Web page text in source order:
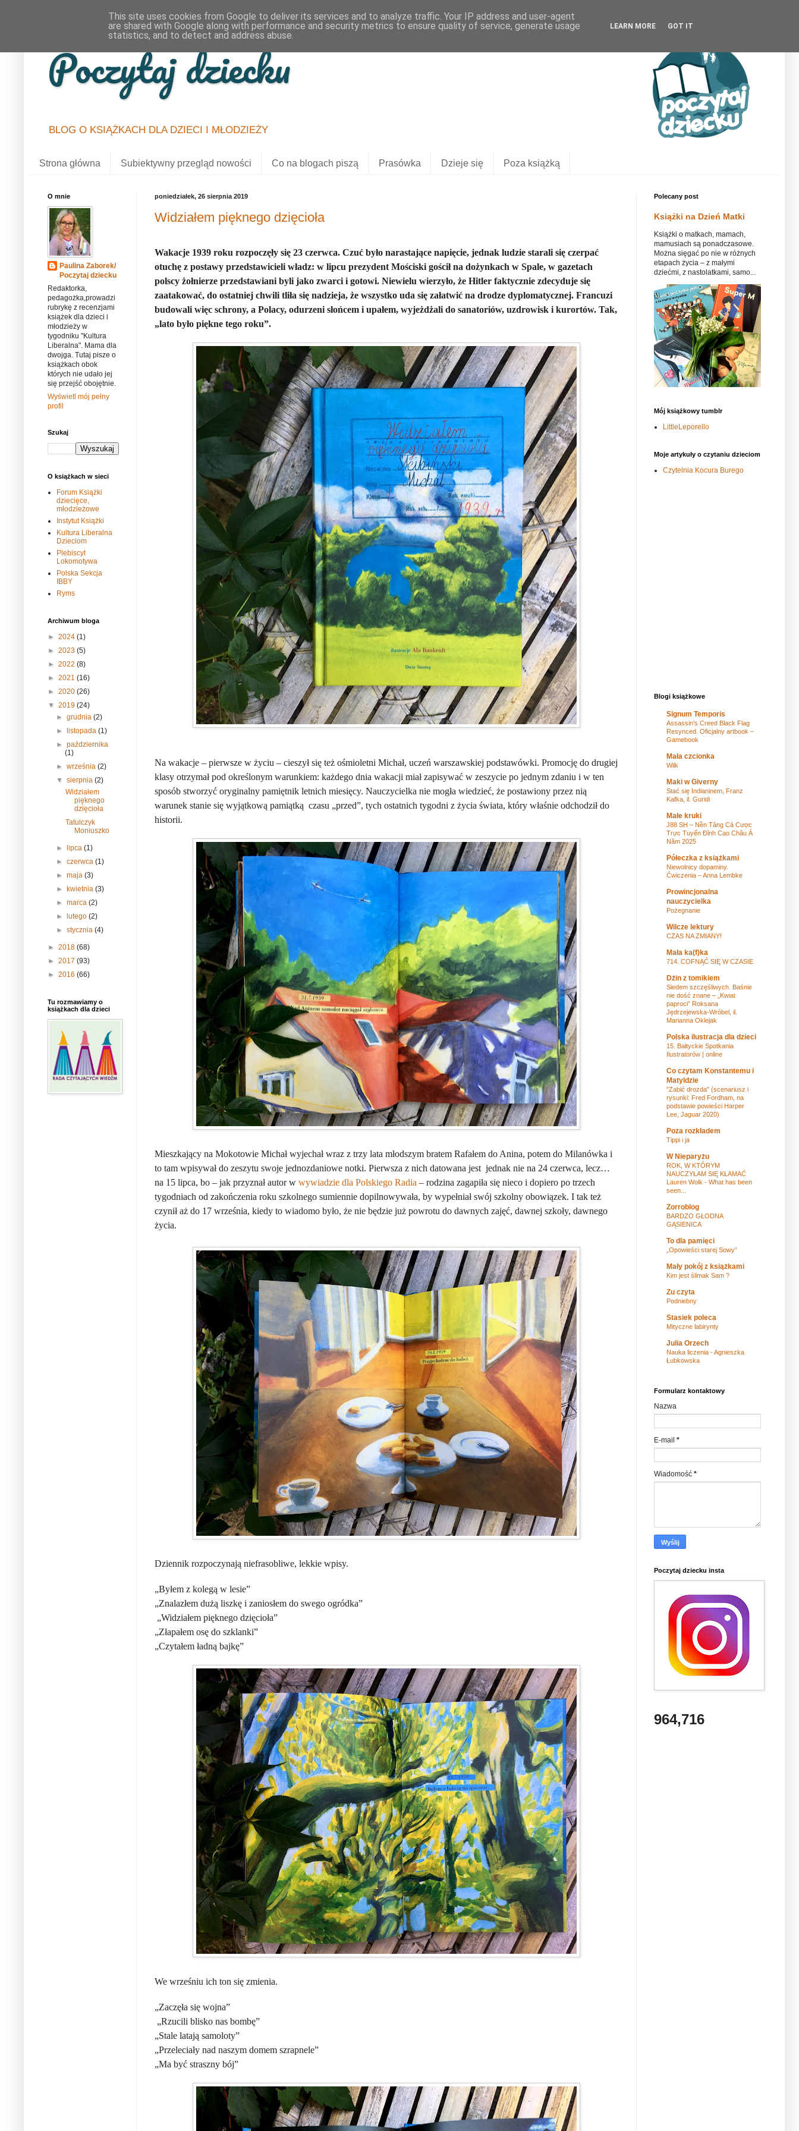
Poczytaj dziecku
BLOG O KSIĄŻKACH DLA DZIECI I MŁODZIEŻY
Strona główna Subiektywny przegląd nowości Co na blogach piszą Prasówka Dzieje się Poza książką
poniedziałek, 26 sierpnia 2019
Widziałem pięknego dzięcioła
Wakacje 1939 roku rozpoczęły się 23 czerwca. Czuć było narastające napięcie, jednak ludzie starali się czerpać
otuchę z postawy przedstawicieli władz: w lipcu prezydent Mościski gościł na dożynkach w Spale, w gazetach
polscy żołnierze przedstawiani byli jako zwarci i gotowi. Niewielu wierzyło, że Hitler faktycznie zdecyduje się
zaatakować, do ostatniej chwili tliła się nadzieja, że wszystko uda się załatwić na drodze dyplomatycznej. Francuzi
budowali więc schrony, a Polacy, odurzeni słońcem i upałem, wyjeżdżali do sanatoriów, uzdrowisk i kurortów. Tak,
„lato było piękne tego roku”.
Na wakacje – pierwsze w życiu – cieszył się też ośmioletni Michał, uczeń warszawskiej podstawówki. Promocję do drugiej
klasy otrzymał pod określonym warunkiem: każdego dnia wakacji miał zapisywać w zeszycie po jednym zdaniu i w ten
sposób stworzyć oryginalny pamiętnik letnich miesięcy. Nauczycielka nie mogła wiedzieć, że postawiony przez nią
warunek stanie się wyjątkową pamiątką czasu „przed”, tych ostatnich tygodni z życia świata, który właśnie odchodził do
historii.
Mieszkający na Mokotowie Michał wyjechał wraz z trzy lata młodszym bratem Rafałem do Anina, potem do Milanówka i
to tam wpisywał do zeszytu swoje jednozdaniowe notki. Pierwsza z nich datowana jest jednak nie na 24 czerwca, lecz…
na 15 lipca, bo – jak przyznał autor w wywiadzie dla Polskiego Radia – rodzina zagapiła się nieco i dopiero po trzech
tygodniach od zakończenia roku szkolnego sumiennie dopilnowywała, by wypełniał swój szkolny obowiązek. I tak też
czynił aż do 17 września, kiedy to wiadomo było, że nie będzie już powrotu do dawnych zajęć, dawnej szkoły, dawnego
życia.
Dziennik rozpoczynają niefrasobliwe, lekkie wpisy.
„Byłem z kolegą w lesie”
„Znalazłem dużą liszkę i zaniosłem do swego ogródka”
„Widziałem pięknego dzięcioła”
„Złapałem osę do szklanki”
„Czytałem ładną bajkę”
We wrześniu ich ton się zmienia.
„Zaczęła się wojna”
„Rzucili blisko nas bombę”
„Stale latają samoloty”
„Przeleciały nad naszym domem szrapnele”
„Ma być straszny bój”
O mnie
Paulina Zaborek/
Poczytaj dziecku
Redaktorka,
pedagożka,prowadzi
rubrykę z recenzjami
książek dla dzieci i
młodzieży w
tygodniku "Kultura
Liberalna". Mama dla
dwojga. Tutaj pisze o
książkach obok
których nie udało jej
się przejść obojętnie.
Wyświetl mój pełny
profil
Szukaj
O książkach w sieci
Forum Książki
dziecięce,
młodzieżowe
Instytut Książki
Kultura Liberalna
Dzieciom
Plebiscyt
Lokomotywa
Polska Sekcja
IBBY
Ryms
Archiwum bloga
► 2024 (1)
► 2023 (5)
► 2022 (8)
► 2021 (16)
► 2020 (26)
▼ 2019 (24)
►grudnia(2)
►
listopada(1)
►października
(1)
►września(2)
▼sierpnia(2)
Widziałem
pięknego
dzięcioła
Tatulczyk
Moniuszko
► lipca(1)
►czerwca(1)
►maja(3)
►
kwietnia(3)
►marca(2)
►
lutego(2)
►stycznia(4)
► 2018 (68)
► 2017 (93)
► 2016 (66)
Tu rozmawiamy o
książkach dla dzieci
Polecany post
Książki na Dzień Matki
Książki o matkach, mamach,
mamusiach są ponadczasowe.
Można sięgać po nie w różnych
etapach życia – z małymi
dziećmi, z nastolatkami, samo...
Mój książkowy tumblr
LittleLeporello
Moje artykuły o czytaniu dzieciom
Czytelnia Kocura Burego
Blogi książkowe
Signum Temporis
Assassin’s Creed Black Flag
Resynced. Oficjalny artbook –
Gamebook
Mała czcionka
Wilk
Maki w Giverny
Stać się Indianinem, Franz
Kafka, il. Guridi
Małe kruki
J88 SH – Nền Tảng Cá Cược
Trực Tuyến Đỉnh Cao Châu Á
Năm 2025
Półeczka z książkami
Niewolnicy dopaminy.
Ćwiczenia – Anna Lembke
Prowincjonalna
nauczycielka
Pożegnanie
Wilcze lektury
CZAS NA ZMIANY!
Mała ka(f)ka
714. COFNĄĆ SIĘ W CZASIE
Dżin z tomikiem
Siedem szczęśliwych. Baśnie
nie dość znane – „Kwiat
paproci” Roksana
Jędrzejewska-Wróbel, il.
Marianna Oklejak
Polska ilustracja dla dzieci
15. Bałtyckie Spotkania
Ilustratorów | online
Co czytam Konstantemu i
Matyldzie
"Zabić drozda" (scenariusz i
rysunki: Fred Fordham, na
podstawie powieści Harper
Lee, Jaguar 2020)
Poza rozkładem
Tippi i ja
W Nieparyżu
ROK, W KTÓRYM
NAUCZYŁAM SIĘ KŁAMAĆ
Lauren Wolk - What has been
seen...
Zorroblog
BARDZO GŁODNA
GĄSIENICA
To dla pamięci
„Opowieści starej Sowy”
Mały pokój z książkami
Kim jest ślimak Sam ?
Zu czyta
Podniebny
Stasiek poleca
Mityczne labirynty
Julia Orzech
Nauka liczenia - Agnieszka
Łubkowska
Formularz kontaktowy
Nazwa
E-mail *
Wiadomość *
Poczytaj dziecku insta
964,716
This site uses cookies from Google to deliver its services and to analyze traffic. Your IP address and user-agent
are shared with Google along with performance and security metrics to ensure quality of service, generate usage
statistics, and to detect and address abuse.
LEARN MORE GOT IT